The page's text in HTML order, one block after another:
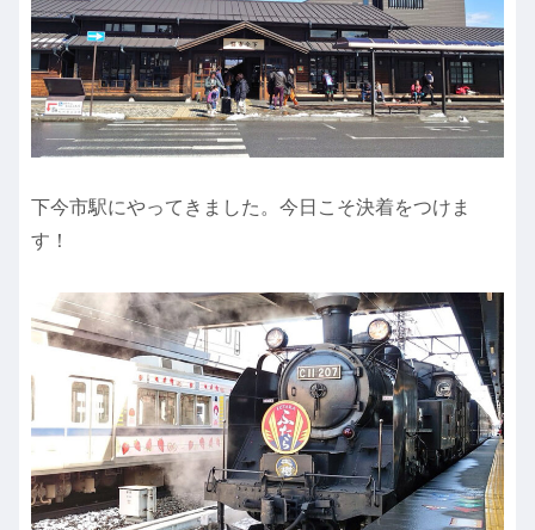
下今市駅にやってきました。今日こそ決着をつけま
す！